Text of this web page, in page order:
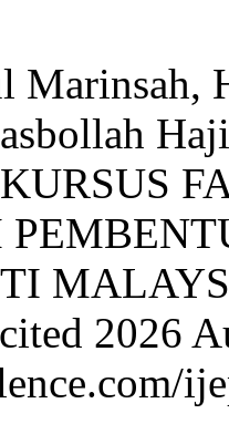
Marinsah,
2026